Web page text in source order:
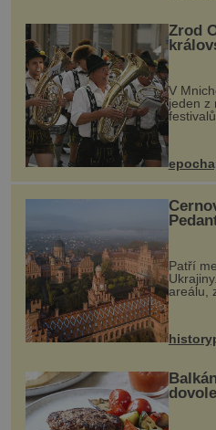
Zrod
V
jeden z
kultur...
Patří
areálu,
český
na něm